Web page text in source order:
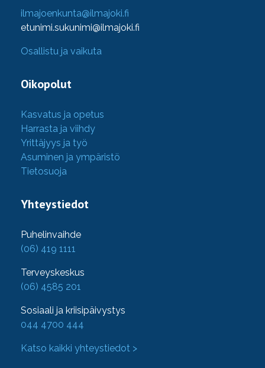
ilmajoenkunta@ilmajoki.fi
etunimi.sukunimi@ilmajoki.fi
Osallistu ja vaikuta
Oikopolut
Kasvatus ja opetus
Harrasta ja viihdy
Yrittäjyys ja työ
Asuminen ja ympäristö
Tietosuoja
Yhteystiedot
Puhelinvaihde
(06) 419 1111
Terveyskeskus
(06) 4585 201
Sosiaali ja kriisipäivystys
044 4700 444
Katso kaikki yhteystiedot >